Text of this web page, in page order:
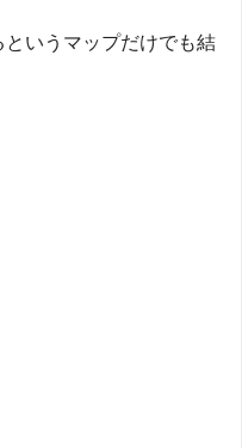
いうマップだけでも結